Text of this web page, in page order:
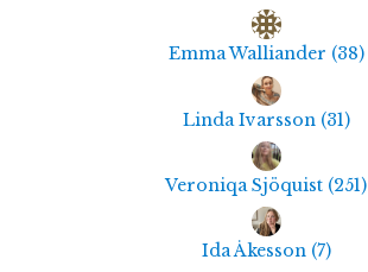
Emma Walliander (38)
Linda Ivarsson (31)
Veroniqa Sjöquist (251)
Ida Åkesson (7)